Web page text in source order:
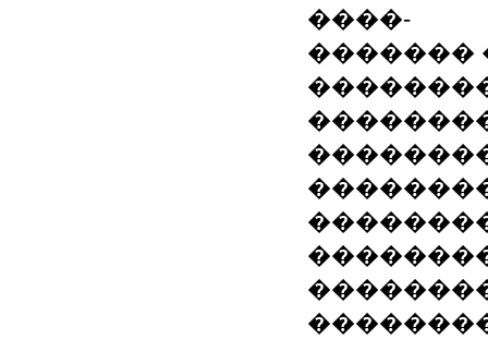
����-
�������